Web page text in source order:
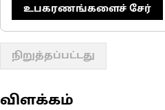
உபகரணங்களைச் சேர்
நிறுத்தப்பட்டது
விளக்கம்